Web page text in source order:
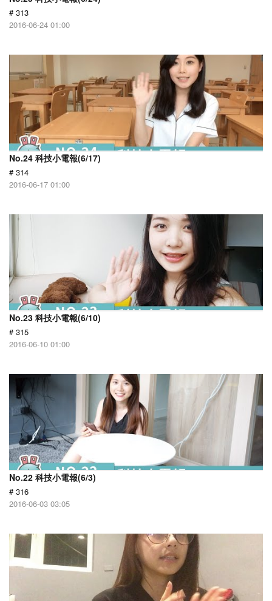
# 313
2016-06-24 01:00
No.24 科技小電報(6/17)
# 314
2016-06-17 01:00
No.23 科技小電報(6/10)
# 315
2016-06-10 01:00
No.22 科技小電報(6/3)
# 316
2016-06-03 03:05